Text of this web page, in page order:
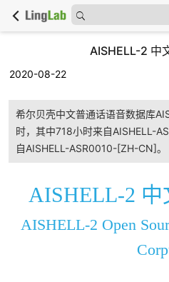
AISHELL-2 中
2020-08-22
希尔贝壳中文普通话语音数据库
时，其中718小时来自AISHELL-
自AISHELL-ASR0010-[ZH-CN]。
AISHELL-2
AISHELL-2 Open